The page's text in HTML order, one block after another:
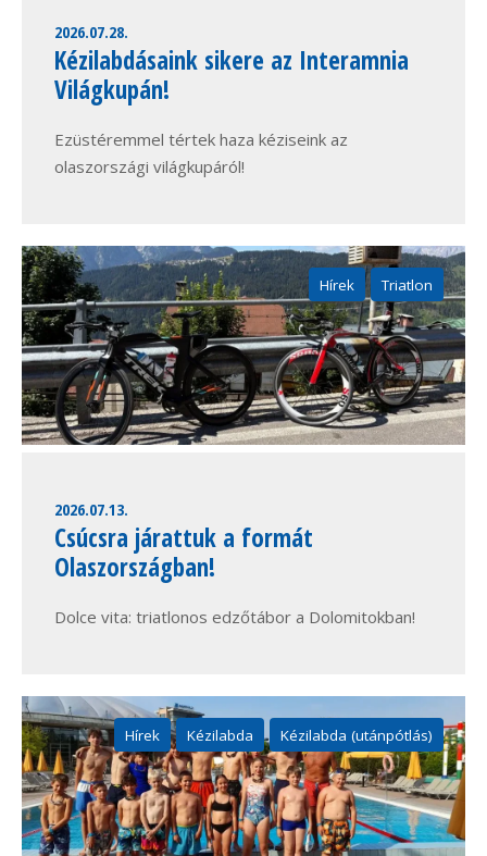
2026.07.28.
Kézilabdásaink sikere az Interamnia
Világkupán!
Ezüstéremmel tértek haza kéziseink az
olaszországi világkupáról!
Hírek Triatlon
2026.07.13.
Csúcsra járattuk a formát
Olaszországban!
Dolce vita: triatlonos edzőtábor a Dolomitokban!
Hírek Kézilabda Kézilabda (utánpótlás)